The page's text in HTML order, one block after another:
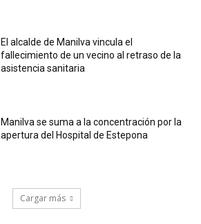
El alcalde de Manilva vincula el
fallecimiento de un vecino al retraso de la
asistencia sanitaria
Manilva se suma a la concentración por la
apertura del Hospital de Estepona
Cargar más